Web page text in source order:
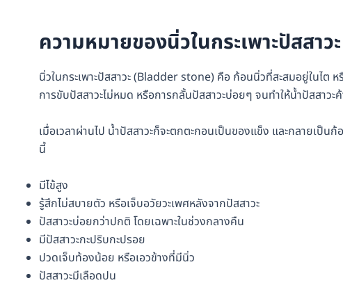
ความหมายของนิ่วในกระเพาะปัสสาวะ
นิ่วในกระเพาะปัสสาวะ (Bladder stone) คือ ก้อนนิ่วที่สะสมอยู่ในไต ห
การขับปัสสาวะไม่หมด หรือการกลั้นปัสสาวะบ่อยๆ จนทำให้น้ำปัสสาวะค้
เมื่อเวลาผ่านไป น้ำปัสสาวะก็จะตกตะกอนเป็นของแข็ง และกลายเป็น
นี้
มีไข้สูง
รู้สึกไม่สบายตัว หรือเจ็บอวัยวะเพศหลังจากปัสสาวะ
ปัสสาวะบ่อยกว่าปกติ โดยเฉพาะในช่วงกลางคืน
มีปัสสาวะกะปริบกะปรอย
ปวดเจ็บท้องน้อย หรือเอวข้างที่มีนิ่ว
ปัสสาวะมีเลือดปน